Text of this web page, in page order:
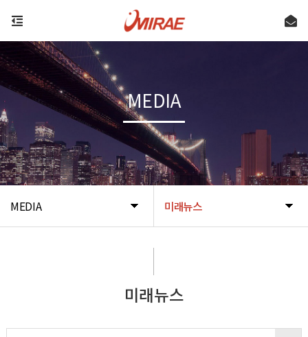
MEDIA 미래뉴스
MEDIA
미래뉴스